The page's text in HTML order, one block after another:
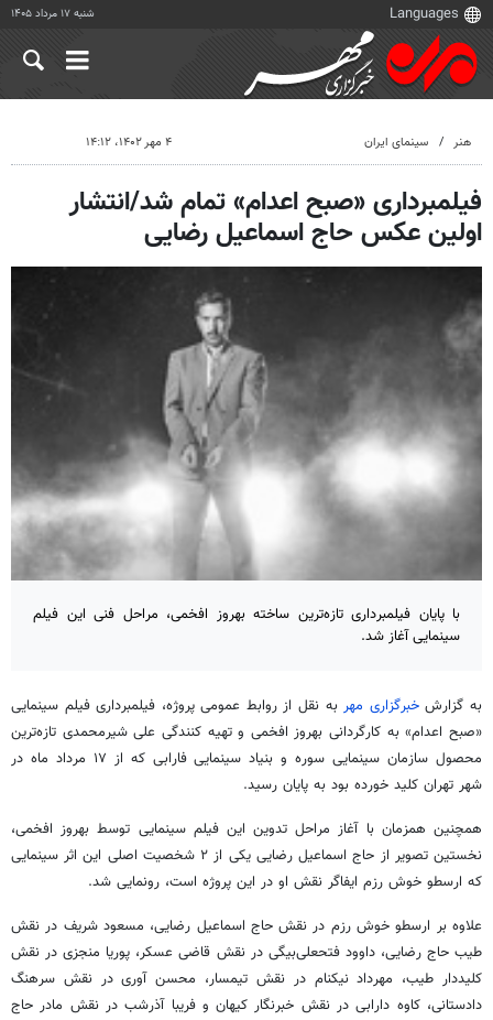
شنبه ۱۷ مرداد ۱۴۰۵
هنر سینمای ایران ۴ مهر ۱۴۰۲، ۱۴:۱۲
فیلمبرداری «صبح اعدام» تمام شد/انتشار
اولین عکس حاج اسماعیل رضایی
با پایان فیلمبرداری تازه‌ترین ساخته بهروز افخمی، مراحل فنی این فیلم
سینمایی آغاز شد.
به گزارشخبرگزاری مهربه نقل از روابط عمومی پروژه، فیلمبرداری فیلم سینمایی
«صبح اعدام» به کارگردانی بهروز افخمی و تهیه کنندگی علی شیرمحمدی تازه‌ترین
محصول سازمان سینمایی سوره و بنیاد سینمایی فارابی که از ۱۷ مرداد ماه در
شهر تهران کلید خورده بود به پایان رسید.
همچنین همزمان با آغاز مراحل تدوین این فیلم سینمایی توسط بهروز افخمی،
نخستین تصویر از حاج اسماعیل رضایی یکی از ۲ شخصیت اصلی این اثر سینمایی
که ارسطو خوش رزم ایفاگر نقش او در این پروژه است، رونمایی شد.
علاوه بر ارسطو خوش رزم در نقش حاج اسماعیل رضایی، مسعود شریف در نقش
طیب حاج رضایی، داوود فتحعلی‌بیگی در نقش قاضی عسکر، پوریا منجزی در نقش
کلیددار طیب، مهرداد نیکنام در نقش تیمسار، محسن آوری در نقش سرهنگ
دادستانی، کاوه دارابی در نقش خبرنگار کیهان و فریبا آذرشب در نقش مادر حاج